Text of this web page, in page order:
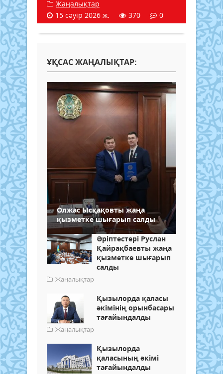
Жаңалықтар
15 сәуір 2026 ж.
370 0
ҰҚСАС ЖАҢАЛЫҚТАР:
Олжас Ысқақовты жаңа
қызметке шығарып салды
Әріптестері Руслан
Қайрақбаевты жаңа
қызметке шығарып
салды
Жаңалықтар
Қызылорда қаласы
әкімінің орынбасары
тағайындалды
Жаңалықтар
Қызылорда
қаласының әкімі
тағайындалды